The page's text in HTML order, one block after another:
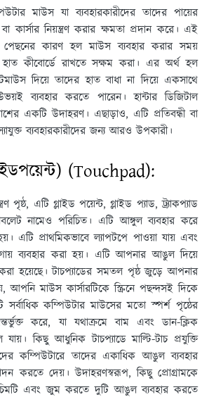
মাউস যা ব্যবহারকারীদের তাদের পায়ের
কার্সার নিয়ন্ত্রণ করার ক্ষমতা প্রদান করে। এই
কারণ হল মাউস ব্যবহার করার সময়
হাত কীবোর্ডে রাখতে সক্ষম করা। এর অর্থ হল
দিয়ে তাদের হাত বাধা না দিয়ে একসাথে
ব্যবহার করতে পারেন। হান্টার ডিজিটাল
একটি উদাহরণ। এছাড়াও, এটি প্রতিবন্ধী বা
ব্যবহারকারীদের জন্য আরও উপকারী।
(Touchpad):
পৃষ্ঠ, এটি গ্লাইড পয়েন্ট, গ্লাইড প্যাড, ট্র্যাকপ্যাড
নামেও পরিচিত। এটি আঙ্গুল ব্যবহার করে
এটি প্রাথমিকভাবে ল্যাপটপে পাওয়া যায় এবং
ব্যবহার করা হয়। এটি আপনার আঙুল দিয়ে
হয়েছে। টাচপ্যাডের সমতল পৃষ্ঠ জুড়ে আপনার
মাউস কার্সারটিকে স্ক্রিনে পছন্দসই দিকে
সর্বাধিক কম্পিউটার মাউসের মতো স্পর্শ পৃষ্ঠের
করে, যা যথাক্রমে বাম এবং ডান-ক্লিক
কিছু আধুনিক টাচপ্যাডে মাল্টি-টাচ প্রযুক্তি
কম্পিউটারে তাদের একাধিক আঙুল ব্যবহার
করতে দেয়। উদাহরণস্বরূপ, কিছু প্রোগ্রামকে
এবং জুম করতে দুটি আঙুল ব্যবহার করতে